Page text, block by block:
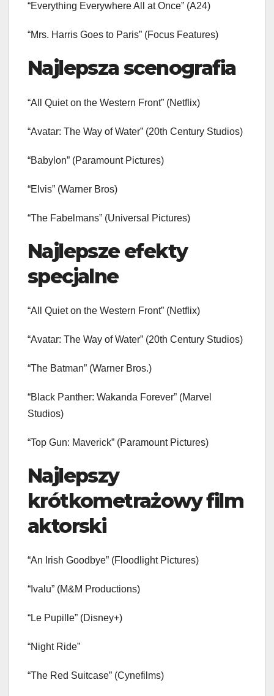
“Everything Everywhere All at Once” (A24)
“Mrs. Harris Goes to Paris” (Focus Features)
Najlepsza scenografia
“All Quiet on the Western Front” (Netflix)
“Avatar: The Way of Water” (20th Century Studios)
“Babylon” (Paramount Pictures)
“Elvis” (Warner Bros)
“The Fabelmans” (Universal Pictures)
Najlepsze efekty
specjalne
“All Quiet on the Western Front” (Netflix)
“Avatar: The Way of Water” (20th Century Studios)
“The Batman” (Warner Bros.)
“Black Panther: Wakanda Forever” (Marvel
Studios)
“Top Gun: Maverick” (Paramount Pictures)
Najlepszy
krótkometrażowy film
aktorski
“An Irish Goodbye” (Floodlight Pictures)
“Ivalu” (M&M Productions)
“Le Pupille” (Disney+)
“Night Ride”
“The Red Suitcase” (Cynefilms)